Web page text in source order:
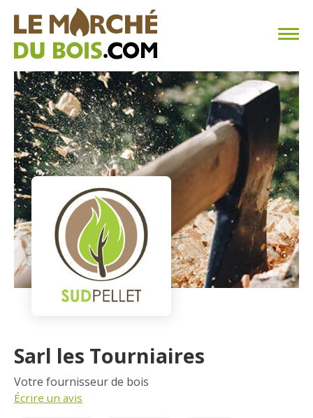
CHAUFFAGE AU BOIS
FAQ
CALCULER SA CONSOMMATION
TROUVER SON FOURNISSEUR
BLOG
ESPACE PRO
Sarl les Tourniaires
Votre fournisseur de bois
Écrire un avis